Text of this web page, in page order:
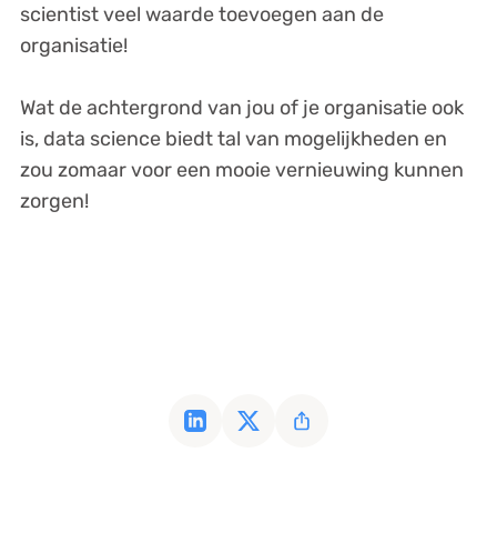
scientist veel waarde toevoegen aan de
organisatie!
Wat de achtergrond van jou of je organisatie ook
is, data science biedt tal van mogelijkheden en
zou zomaar voor een mooie vernieuwing kunnen
zorgen!